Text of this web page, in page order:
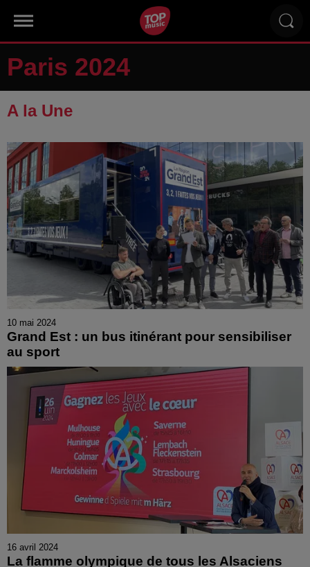
Paris 2024
A la Une
10 mai 2024
Grand Est : un bus itinérant pour sensibiliser
au sport
16 avril 2024
La flamme olympique de tous les Alsaciens